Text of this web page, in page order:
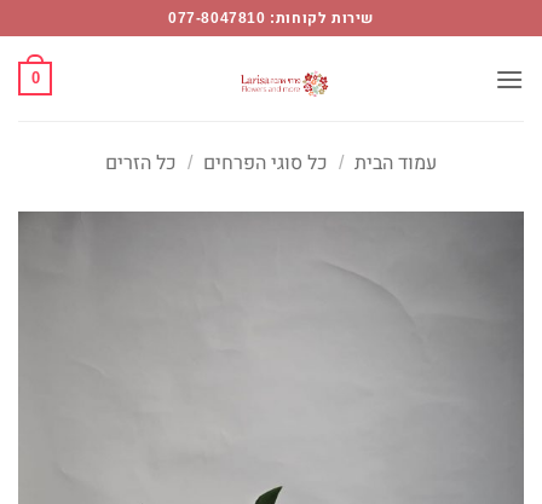
content
שירות לקוחות: 077-8047810
0
עמוד הבית / כל סוגי הפרחים / כל הזרים